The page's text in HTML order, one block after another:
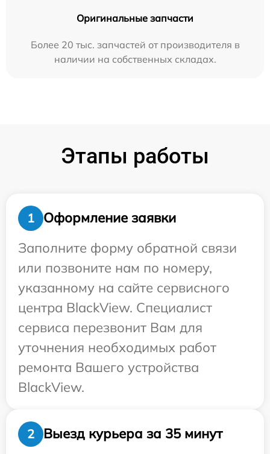
Оригинальные запчасти
Более 20 тыс. запчастей от производителя в
наличии на собственных складах.
Этапы работы
1
Оформление заявки
Заполните форму обратной связи
или позвоните нам по номеру,
указанному на сайте сервисного
центра BlackView. Специалист
сервиса перезвонит Вам для
уточнения необходимых работ
ремонта Вашего устройства
BlackView.
2
Выезд курьера за 35 минут